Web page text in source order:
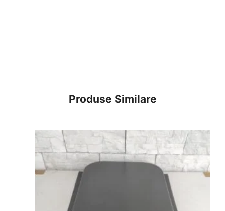
Produse Similare